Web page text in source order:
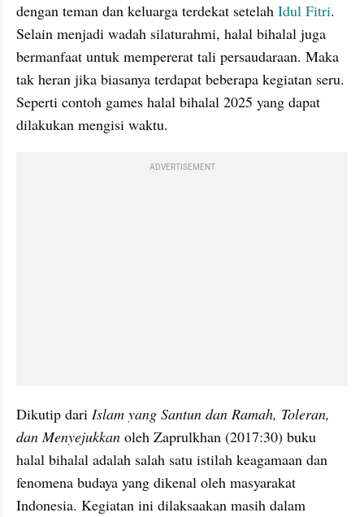
dengan teman dan keluarga terdekat setelah Idul Fitri.
Selain menjadi wadah silaturahmi, halal bihalal juga
bermanfaat untuk mempererat tali persaudaraan. Maka
tak heran jika biasanya terdapat beberapa kegiatan seru.
Seperti contoh games halal bihalal 2025 yang dapat
dilakukan mengisi waktu.
ADVERTISEMENT
Dikutip dari Islam yang Santun dan Ramah, Toleran,
dan Menyejukkan oleh Zaprulkhan (2017:30) buku
halal bihalal adalah salah satu istilah keagamaan dan
fenomena budaya yang dikenal oleh masyarakat
Indonesia. Kegiatan ini dilaksaakan masih dalam